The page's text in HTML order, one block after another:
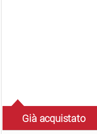
Già acquistato